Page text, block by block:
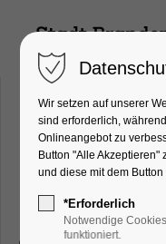
Beauty of
Ausstellung
Wir setzen auf unserer
sind erforderlich,
Onlineangebot zu
Button "Alle
und diese mit dem
*Erforderlich
Notwendige
funktioniert.